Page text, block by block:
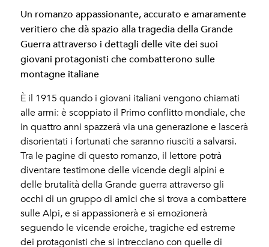
Un romanzo appassionante, accurato e amaramente
veritiero che dà spazio alla tragedia della Grande
Guerra attraverso i dettagli delle vite dei suoi
giovani protagonisti che combatterono sulle
montagne italiane
È il 1915 quando i giovani italiani vengono chiamati
alle armi: è scoppiato il Primo conflitto mondiale, che
in quattro anni spazzerà via una generazione e lascerà
disorientati i fortunati che saranno riusciti a salvarsi.
Tra le pagine di questo romanzo, il lettore potrà
diventare testimone delle vicende degli alpini e
delle brutalità della Grande guerra attraverso gli
occhi di un gruppo di amici che si trova a combattere
sulle Alpi, e si appassionerà e si emozionerà
seguendo le vicende eroiche, tragiche ed estreme
dei protagonisti che si intrecciano con quelle di